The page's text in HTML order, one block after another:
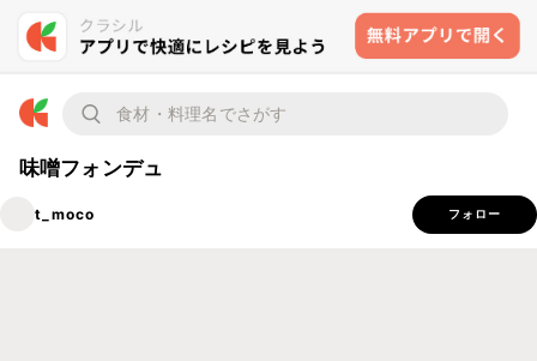
味噌フォンデュ
t_moco フォロー